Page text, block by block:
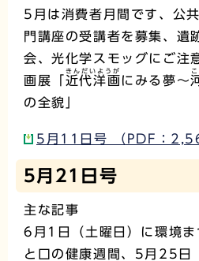
5月は消費者月間です、公
門講座の受講者を募集、遺
会、光化学スモッグにご注
画展「 近代洋画
きんだいようが
にみる夢～
の全貌」
5月11日号 （PDF：
5月21日号
主な記事
6月1日（土曜日）に環境ま
と口の健康週間、5月25日